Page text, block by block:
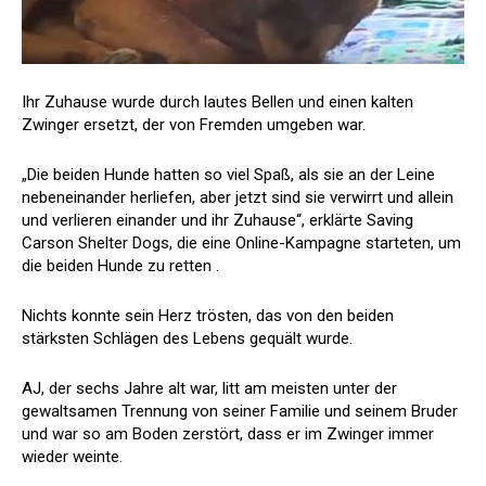
Ihr Zuhause wurde durch lautes Bellen und einen kalten
Zwinger ersetzt, der von Fremden umgeben war.
„Die beiden Hunde hatten so viel Spaß, als sie an der Leine
nebeneinander herliefen, aber jetzt sind sie verwirrt und allein
und verlieren einander und ihr Zuhause“, erklärte Saving
Carson Shelter Dogs, die eine Online-Kampagne starteten, um
die beiden Hunde zu retten .
Nichts konnte sein Herz trösten, das von den beiden
stärksten Schlägen des Lebens gequält wurde.
AJ, der sechs Jahre alt war, litt am meisten unter der
gewaltsamen Trennung von seiner Familie und seinem Bruder
und war so am Boden zerstört, dass er im Zwinger immer
wieder weinte.